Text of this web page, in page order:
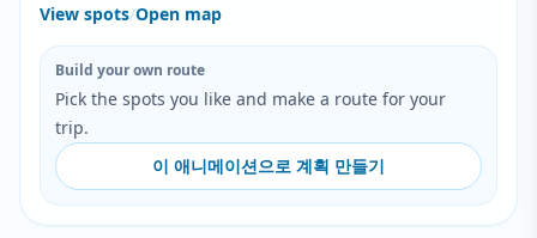
View spots/Open map
Build your own route
Pick the spots you like and make a route for your
trip.
이 애니메이션으로 계획 만들기